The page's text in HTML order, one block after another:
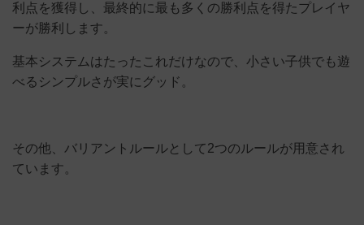
利点を獲得し、最終的に最も多くの勝利点を得たプレイヤ
ーが勝利します。
基本システムはたったこれだけなので、小さい子供でも遊
べるシンプルさが実にグッド。
その他、バリアントルールとして2つのルールが用意され
ています。